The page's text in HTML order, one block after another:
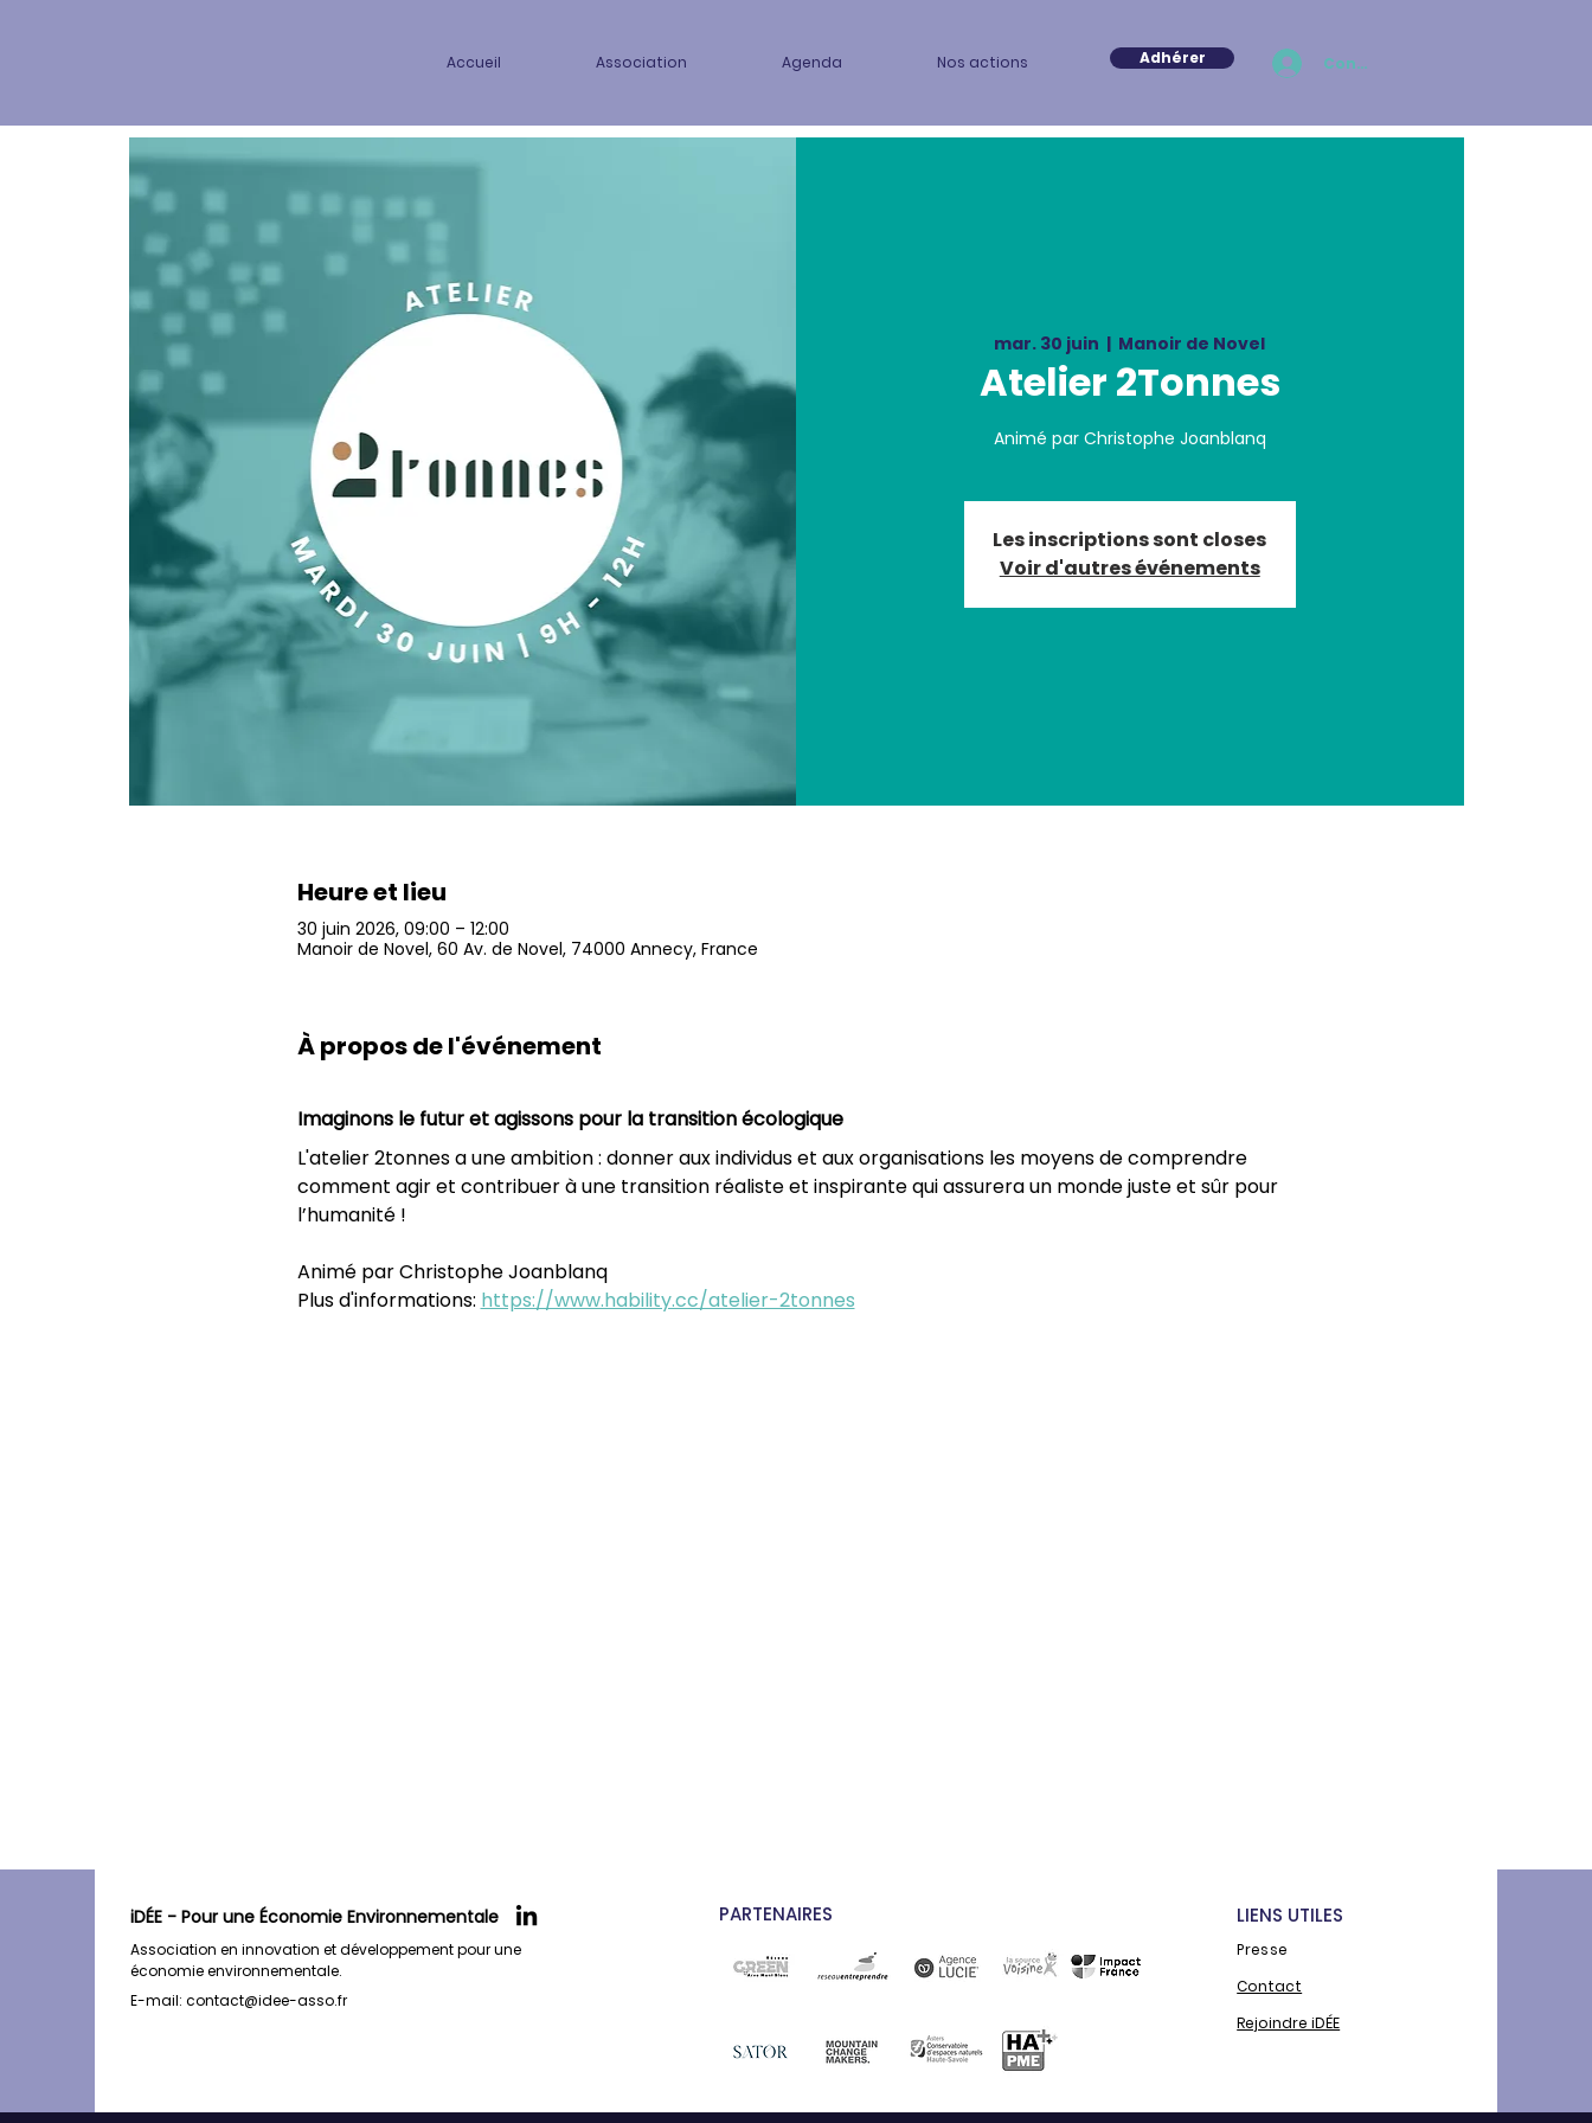
Accueil Association Agenda Nos actions Adhérer Connexion
mar. 30 juin
  |
Manoir de Novel
Atelier 2Tonnes
Animé par Christophe Joanblanq
Les inscriptions sont closes
Voir d'autres événements
Heure et lieu
30 juin 2026, 09:00 – 12:00
Manoir de Novel, 60 Av. de Novel, 74000 Annecy, France
À propos de l'événement
Imaginons le futur et agissons pour la transition écologique
L'atelier 2tonnes a une ambition : donner aux individus et aux organisations les moyens de comprendre
comment agir et contribuer à une transition réaliste et inspirante qui assurera un monde juste et sûr pour
l’humanité !
Animé par Christophe Joanblanq
Plus d'informations: https://www.hability.cc/atelier-2tonnes
iDÉE - Pour une Économie Environnementale
Association en innovation et développement pour une
économie environnementale.
E-mail: contact@idee-asso.fr
PARTENAIRES LIENS UTILES
Presse
Contact
Rejoindre iDÉE